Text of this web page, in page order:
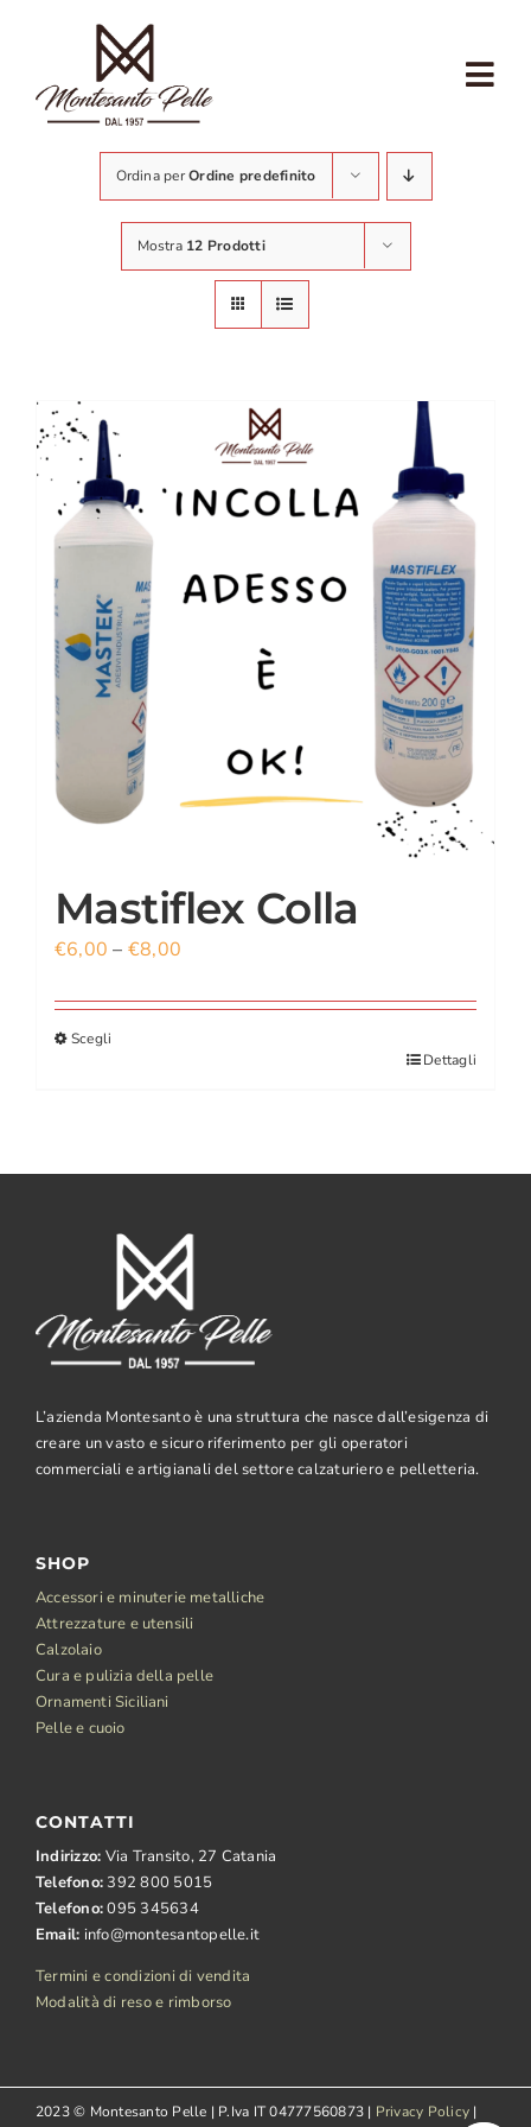
contenuto
CHI SIAMO
CALZOLAIO
NEGOZIO
NEGOZIO COMMERCIANTI
CONTATTI
CARRELLO
ACCOUNT
Ordina perOrdine predefinito
Mostra 12 Prodotti
Mastiflex Colla
€6,00 – €8,00
Scegli
Dettagli
L’azienda Montesanto è una struttura che nasce dall’esigenza di
creare un vasto e sicuro riferimento per gli operatori
commerciali e artigianali del settore calzaturiero e pelletteria.
SHOP
Accessori e minuterie metalliche
Attrezzature e utensili
Calzolaio
Cura e pulizia della pelle
Ornamenti Siciliani
Pelle e cuoio
CONTATTI
Indirizzo: Via Transito, 27 Catania
Telefono: 392 800 5015
Telefono:095 345634
Email: info@montesantopelle.it
Termini e condizioni di vendita
Modalità di reso e rimborso
2023 © Montesanto Pelle | P.Iva IT 04777560873 | Privacy Policy |